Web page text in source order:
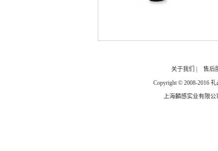
关于我们
售后
Copyright © 2008-2016
上海麟感实业有限